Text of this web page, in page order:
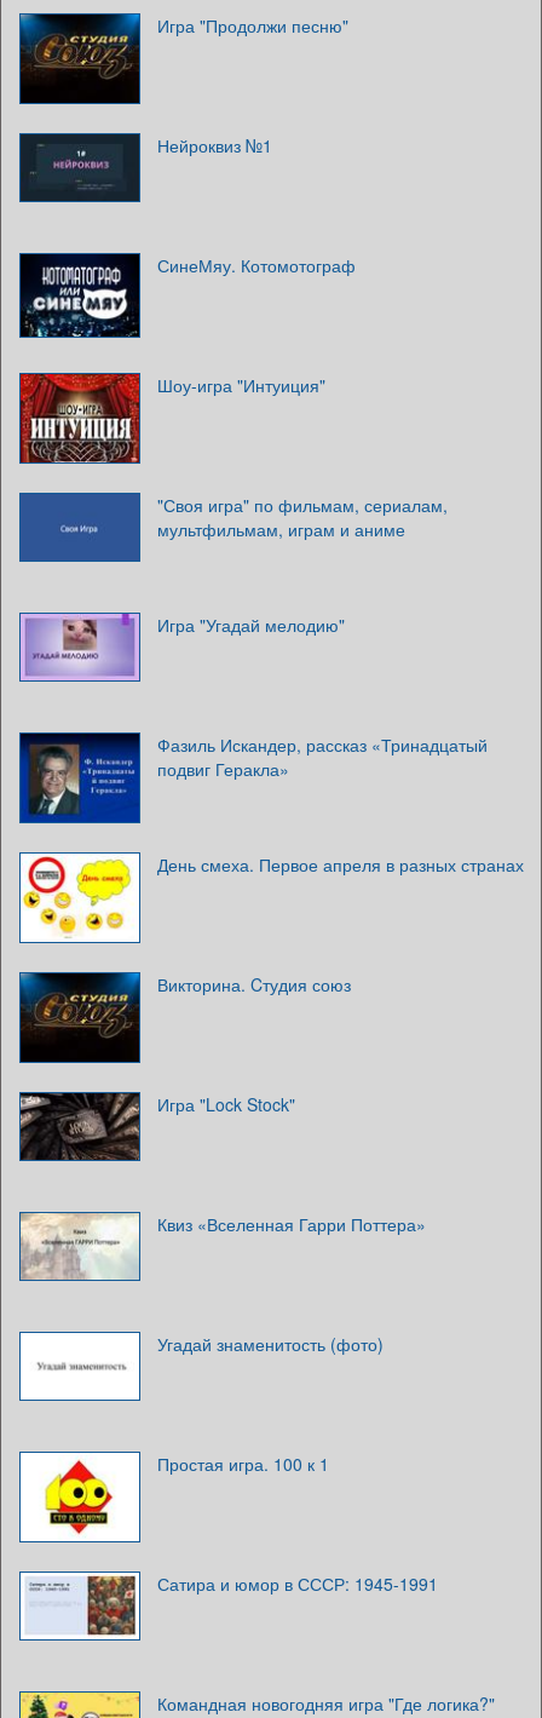
Игра "Продолжи песню"
Нейроквиз №1
СинеМяу. Котомотограф
Шоу-игра "Интуиция"
"Своя игра" по фильмам, сериалам,
мультфильмам, играм и аниме
Игра "Угадай мелодию"
Фазиль Искандер, рассказ «Тринадцатый
подвиг Геракла»
День смеха. Первое апреля в разных странах
Викторина. Cтудия союз
Игра "Lock Stock"
Квиз «Вселенная Гарри Поттера»
Угадай знаменитость (фото)
Простая игра. 100 к 1
Сатира и юмор в СССР: 1945-1991
Командная новогодняя игра "Где логика?"